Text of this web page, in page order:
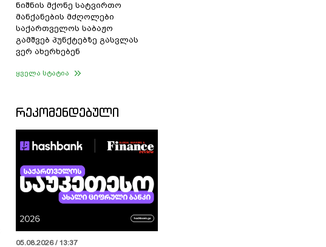
ნიშნის მქონე სატვირთო
მანქანების მძღოლები
საქართველოს საბაჟო
გამშვებ პუნქტებზე გასვლას
ვერ ახერხებენ
ყველა სტატია
ᲠᲔᲙᲝᲛᲔᲜᲓᲔᲑᲣᲚᲘ
05.08.2026 / 13:37